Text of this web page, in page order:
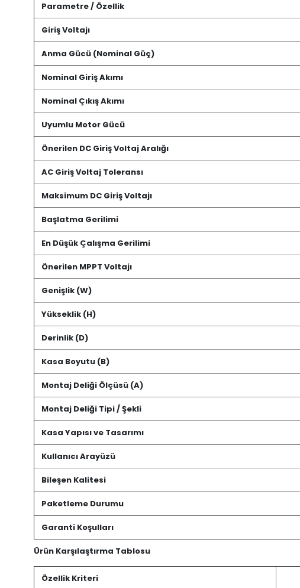
Parametre / Özellik
Giriş Voltajı
Anma Gücü (Nominal Güç)
Nominal Giriş Akımı
Nominal Çıkış Akımı
Uyumlu Motor Gücü
Önerilen DC Giriş Voltaj Aralığı
AC Giriş Voltaj Toleransı
Maksimum DC Giriş Voltajı
Başlatma Gerilimi
En Düşük Çalışma Gerilimi
Önerilen MPPT Voltajı
Genişlik (W)
Yükseklik (H)
Derinlik (D)
Kasa Boyutu (B)
Montaj Deliği Ölçüsü (A)
Montaj Deliği Tipi / Şekli
Kasa Yapısı ve Tasarımı
Kullanıcı Arayüzü
Bileşen Kalitesi
Paketleme Durumu
Garanti Koşulları
Ürün Karşılaştırma Tablosu
Özellik Kriteri